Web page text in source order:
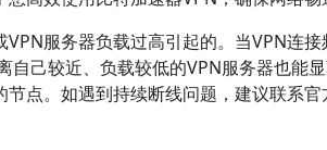
服务器负载过高引起的。当VPN连
己较近、负载较低的VPN服务器也能
点。如遇到持续断线问题，建议联系